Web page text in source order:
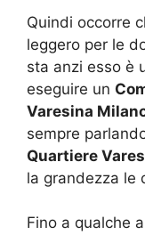
Quindi occorre
leggero per le
sta anzi esso è
eseguire un
Varesina
sempre
Quartiere
la grandezza le
Fino a qualche